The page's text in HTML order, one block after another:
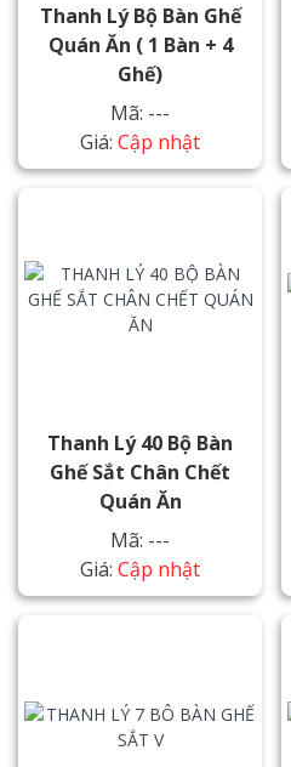
Thanh Lý Bộ Bàn Ghế
Quán Ăn ( 1 Bàn + 4
Ghế)
Mã: ---
Giá: Cập nhật
Thanh Lý 40 Bộ Bàn
Ghế Sắt Chân Chết
Quán Ăn
Mã: ---
Giá: Cập nhật